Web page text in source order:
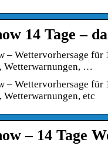
14 Tage –
– Wettervorhersage für
…
– Wettervorhersage für
etc
– 14 Tage